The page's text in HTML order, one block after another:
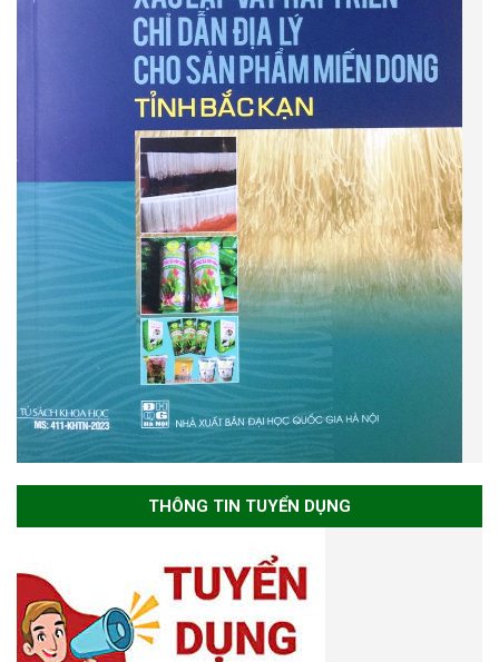
THÔNG TIN TUYỂN DỤNG